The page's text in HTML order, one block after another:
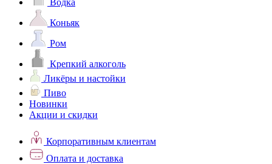
Водка
Коньяк
Ром
Крепкий алкоголь
Ликёры и настойки
Пиво
Новинки
Акции и скидки
Корпоративным клиентам
Оплата и доставка